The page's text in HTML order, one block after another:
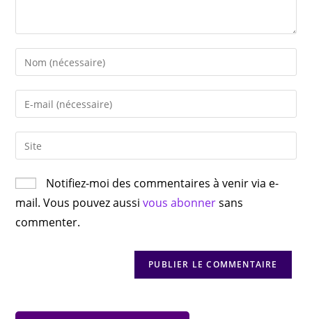
Notifiez-moi des commentaires à venir via e-
mail. Vous pouvez aussivous abonnersans
commenter.